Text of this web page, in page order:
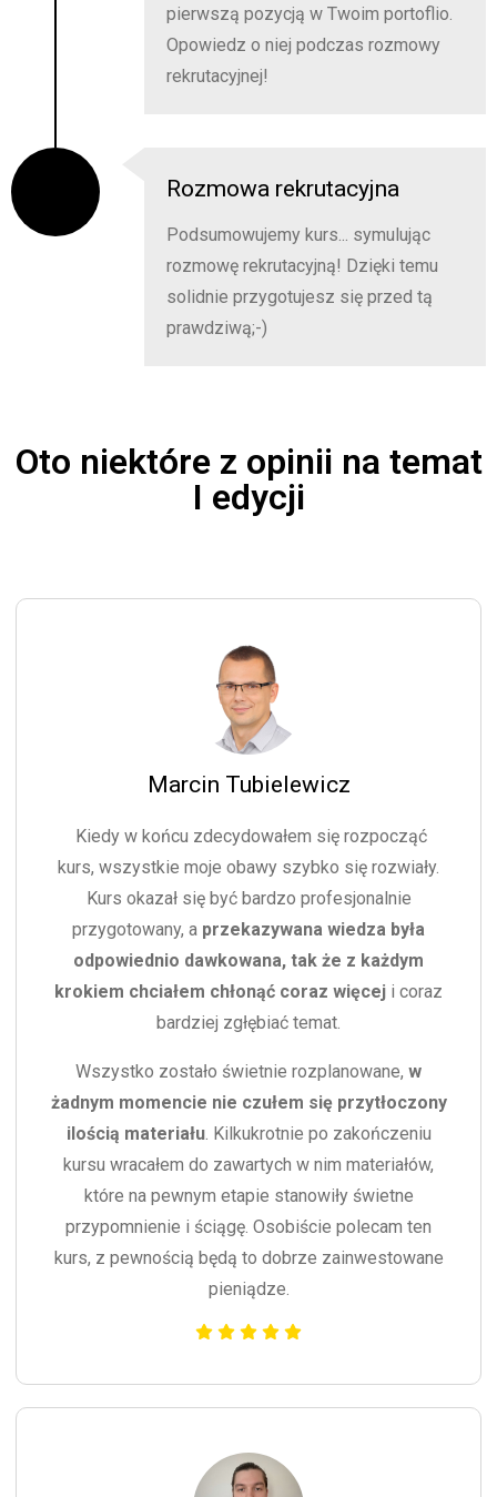
pierwszą pozycją w Twoim portoflio.
Opowiedz o niej podczas rozmowy
rekrutacyjnej!
Rozmowa rekrutacyjna
Podsumowujemy kurs... symulując
rozmowę rekrutacyjną! Dzięki temu
solidnie przygotujesz się przed tą
prawdziwą;-)
Oto niektóre z opinii na temat
I edycji
Marcin Tubielewicz
Kiedy w końcu zdecydowałem się rozpocząć
kurs, wszystkie moje obawy szybko się rozwiały.
Kurs okazał się być bardzo profesjonalnie
przygotowany, a przekazywana wiedza była
odpowiednio dawkowana, tak że z każdym
krokiem chciałem chłonąć coraz więcej i coraz
bardziej zgłębiać temat.
Wszystko zostało świetnie rozplanowane, w
żadnym momencie nie czułem się przytłoczony
ilością materiału. Kilkukrotnie po zakończeniu
kursu wracałem do zawartych w nim materiałów,
które na pewnym etapie stanowiły świetne
przypomnienie i ściągę. Osobiście polecam ten
kurs, z pewnością będą to dobrze zainwestowane
pieniądze.